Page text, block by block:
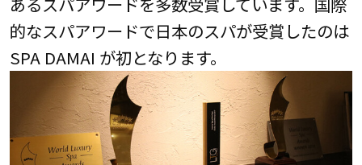
的なスパアワードで日本のスパが受賞したのは
SPA DAMAI が初となります。